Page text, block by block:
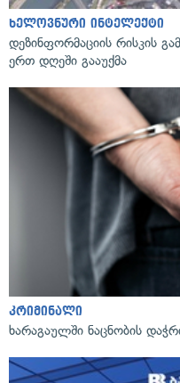
ხელოვნური ინტელექტი
დეზინფორმაციის რისკის
ერთ დღეში გააუქმა
კრიმინალი
ხარაგაულში ნაცნობის